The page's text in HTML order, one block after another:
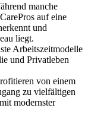
manche
auf eine
und
liegt.
Arbeitszeitmodelle
und Privatleben
von einem
zu vielfältigen
modernster